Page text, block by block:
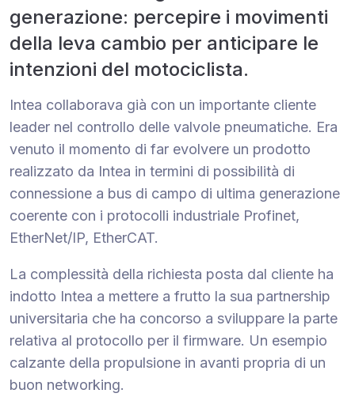
generazione: percepire i movimenti
della leva cambio per anticipare le
intenzioni del motociclista.
Intea collaborava già con un importante cliente
leader nel controllo delle valvole pneumatiche. Era
venuto il momento di far evolvere un prodotto
realizzato da Intea in termini di possibilità di
connessione a bus di campo di ultima generazione
coerente con i protocolli industriale Profinet,
EtherNet/IP, EtherCAT.
La complessità della richiesta posta dal cliente ha
indotto Intea a mettere a frutto la sua partnership
universitaria che ha concorso a sviluppare la parte
relativa al protocollo per il firmware. Un esempio
calzante della propulsione in avanti propria di un
buon networking.